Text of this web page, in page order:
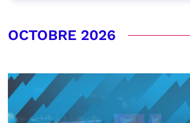
OCTOBRE 2026